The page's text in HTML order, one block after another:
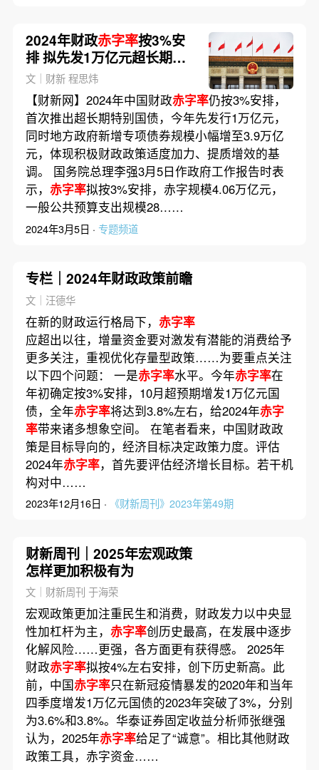
2024年财政赤字率按3%安
排 拟先发1万亿元超长期特
别国债
文｜财新 程思炜
【财新网】2024年中国财政赤字率仍按3%安排，
首次推出超长期特别国债，今年先发行1万亿元，
同时地方政府新增专项债券规模小幅增至3.9万亿
元，体现积极财政政策适度加力、提质增效的基
调。 国务院总理李强3月5日作政府工作报告时表
示， 赤字率拟按3%安排，赤字规模4.06万亿元，
一般公共预算支出规模28……
2024年3月5日 · 专题频道
专栏｜2024年财政政策前瞻
文｜汪德华
在新的财政运行格局下， 赤字率
应超出以往，增量资金要对激发有潜能的消费给予
更多关注，重视优化存量型政策……为要重点关注
以下四个问题： 一是赤字率水平。今年赤字率在
年初确定按3%安排，10月超预期增发1万亿元国
债，全年赤字率将达到3.8%左右，给2024年赤字
率带来诸多想象空间。 在笔者看来，中国财政政
策是目标导向的，经济目标决定政策力度。评估
2024年赤字率，首先要评估经济增长目标。若干机
构对中……
2023年12月16日 · 《财新周刊》2023年第49期
财新周刊｜2025年宏观政策
怎样更加积极有为
文｜财新周刊 于海荣
宏观政策更加注重民生和消费，财政发力以中央显
性加杠杆为主， 赤字率创历史最高，在发展中逐步
化解风险……更强，各方面更有获得感。 2025年
财政赤字率拟按4%左右安排，创下历史新高。此
前，中国赤字率只在新冠疫情暴发的2020年和当年
四季度增发1万亿元国债的2023年突破了3%，分别
为3.6%和3.8%。华泰证券固定收益分析师张继强
认为，2025年赤字率给足了“诚意”。相比其他财政
政策工具，赤字资金……